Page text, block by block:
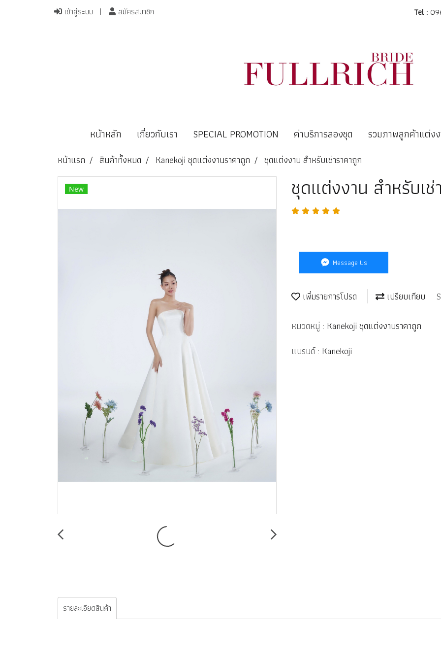
เข้าสู่ระบบ สมัครสมาชิก Tel :
หน้าหลัก เกี่ยวกับเรา SPECIAL PROMOTION ค่าบริการลองชุด รวมภาพลูกค้าแต่ง
หน้าแรก สินค้าทั้งหมด Kanekoji ชุดแต่งงานราคาถูก ชุดแต่งงาน สำหรับเช่าราคาถูก
New ชุดแต่งงาน สำหรับเช่
Message Us
เพิ่มรายการโปรด เปรียบเทียบ
หมวดหมู่ : Kanekoji ชุดแต่งงานราคาถูก
แบรนด์ : Kanekoji
รายละเอียดสินค้า